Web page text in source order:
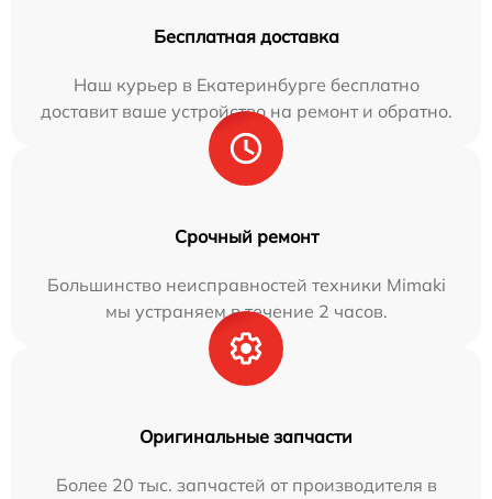
Бесплатная доставка
Наш курьер в Екатеринбурге бесплатно
доставит ваше устройство на ремонт и обратно.
Срочный ремонт
Большинство неисправностей техники Mimaki
мы устраняем в течение 2 часов.
Оригинальные запчасти
Более 20 тыс. запчастей от производителя в